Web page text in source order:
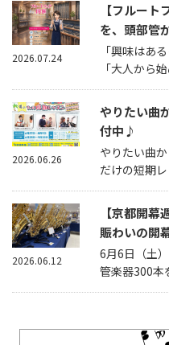
【フルー
を、頭部管
「興味はあ
「大人から
2026.07.24
やりたい曲
付中♪
やりたい曲
だけの短期
2026.06.26
【京都開幕
賑わいの開
6月6日（土
管楽器300本
2026.06.12